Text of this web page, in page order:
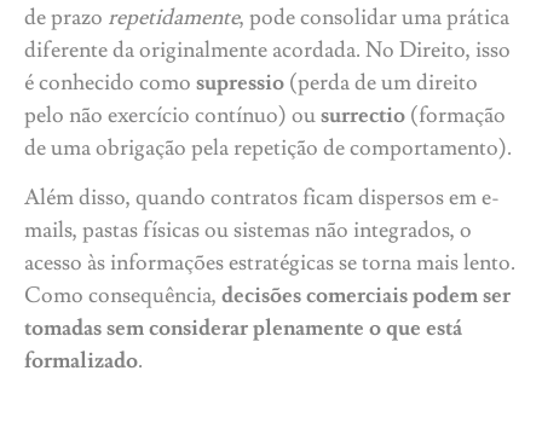
de prazo repetidamente, pode consolidar uma prática
diferente da originalmente acordada. No Direito, isso
é conhecido como supressio (perda de um direito
pelo não exercício contínuo) ousurrectio (formação
de uma obrigação pela repetição de comportamento).
Além disso, quando contratos ficam dispersos em e-
mails, pastas físicas ou sistemas não integrados, o
acesso às informações estratégicas se torna mais lento.
Como consequência, decisões comerciais podem ser
tomadas sem considerar plenamente o que está
formalizado.